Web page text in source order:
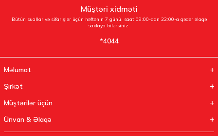
Müştəri xidməti
Bütün suallar və sifarişlər üçün həftənin 7 günü, saat 09:00-dan 22:00-a qədər əlaqə
saxlaya bilərsiniz.
*4044
Məlumat
Şirkət
Müştərilər üçün
Ünvan & Əlaqə